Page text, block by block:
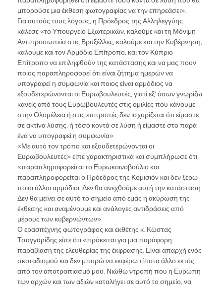
μπορούσε μια έκθεση φωτογραφίας να την επηρεάσει».
Για αυτούς τους λόγους, η Πρόεδρος της Αλληλεγγύης
κάλεσε «το Υπουργείο Εξωτερικών, καλούμε και τη Μόνιμη
Αντιπροσωπεία στις Βρυξέλλες, καλούμε και την Κυβέρνηση,
καλούμε και τον Αρμόδιο Επίτροπο, και τον Κύπριο
Επίτροπο να επιληφθούν της κατάστασης και να μας πουν
ποιος παραπληροφορεί ότι είναι ζήτημα ημερών να
υπογραφεί η συμφωνία και ποιος είναι αρμόδιος να
εξουδετερώνονται οι Ευρωβουλευτές, γιατί εξ’ όσων γνωρίζω
κανείς από τους Ευρωβουλευτές στις ομιλίες που κάνουμε
στην Ολομέλεια ή στις επιτροπές δεν ισχυρίζεται ότι είμαστε
σε ακτίνα λύσης, ή τόσο κοντά σε λύση ή είμαστε στο παρά
ένα να υπογραφεί η συμφωνία».
«Με αυτό τον τρόπο και εξουδετερώνονται οι
Ευρωβουλευτές» είπε χαρακτηριστικά και συμπλήρωσε ότι
«παραπληροφορείται το Ευρωκοινοβούλιο και
παραπληροφορείται ο Πρόεδρος της Κομισιόν και δεν ξέρω
ποιοι άλλοι αρμόδιοι. Δεν θα ανεχθούμε αυτή την κατάσταση.
Δεν θα μείνει σε αυτό το σημείο από εμάς η ακύρωση της
έκθεσης και αναμένουμε και ανάλογες αντιδράσεις από
μέρους των κυβερνώντων».
Ο ερασιτέχνης φωτογράφος και εκθέτης κ. Κώστας
Τσαγγαρίδης είπε ότι «πρόκειται για μια παράφορη
παραβίαση της ελευθερίας της έκφρασης. Είναι απαρχή ενός
σκοταδισμού και δεν μπορώ να εκφέρω τίποτα άλλο εκτός
από τον αποτροπιασμό μου. Νιώθω ντροπή που η Ευρώπη
των αρχών και των αξιών καταλήγει σε αυτό το σημείο, να